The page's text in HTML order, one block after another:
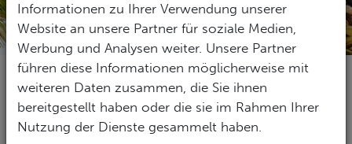
Pauschalereise Hotel Tauchbasis
Informationen zu Ihrer Verwendung unserer
Website an unsere Partner für soziale Medien,
Werbung und Analysen weiter. Unsere Partner
führen diese Informationen möglicherweise mit
weiteren Daten zusammen, die Sie ihnen
bereitgestellt haben oder die sie im Rahmen Ihrer
Nutzung der Dienste gesammelt haben.